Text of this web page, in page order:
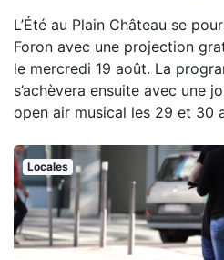
L’Été au Plain Château se
Foron avec une projection
le mercredi 19 août. La
s’achèvera ensuite avec une
open air musical les 29 et 30
Locales